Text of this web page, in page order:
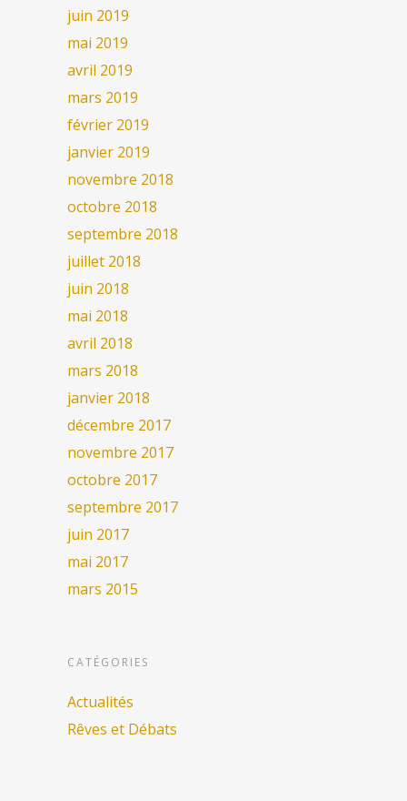
juin 2019
mai 2019
avril 2019
mars 2019
février 2019
janvier 2019
novembre 2018
octobre 2018
septembre 2018
juillet 2018
juin 2018
mai 2018
avril 2018
mars 2018
janvier 2018
décembre 2017
novembre 2017
octobre 2017
septembre 2017
juin 2017
mai 2017
mars 2015
CATÉGORIES
Actualités
Rêves et Débats